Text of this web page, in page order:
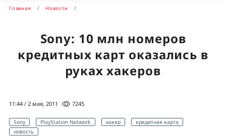
Главная Новости
Sony: 10 млн номеров
кредитных карт оказались в
руках хакеров
11:44 / 2 мая, 2011 7245
Sony PlayStation Network хакер
кредитная карта
новость